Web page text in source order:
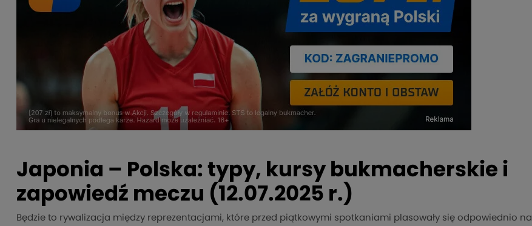
Japonia – Polska: typy, kursy bukmacherskie i
zapowiedź meczu (12.07.2025 r.)
Będzie to rywalizacja między reprezentacjami, które przed piątkowymi spotkaniami plasowały się odpowiednio na